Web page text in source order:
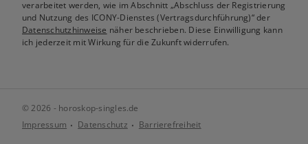
verarbeitet werden, wie im Abschnitt „Abschluss der Registrierung
und Nutzung des ICONY-Dienstes (Vertragsdurchführung)“ der
Datenschutzhinweise näher beschrieben. Diese Einwilligung kann
ich jederzeit mit Wirkung für die Zukunft widerrufen.
© 2026 - horoskop-singles.de
Impressum
Datenschutz Barrierefreiheit